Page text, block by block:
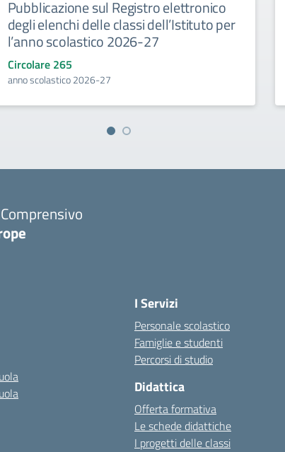
Pubblicazione sul Registro elettronico
degli elenchi delle classi dell’Istituto per
l’anno scolastico 2026-27
Circolare 265
anno scolastico 2026-27
I Servizi
Personale scolastico
Famiglie e studenti
Percorsi di studio
Didattica
Offerta formativa
Le schede didattiche
I progetti delle classi